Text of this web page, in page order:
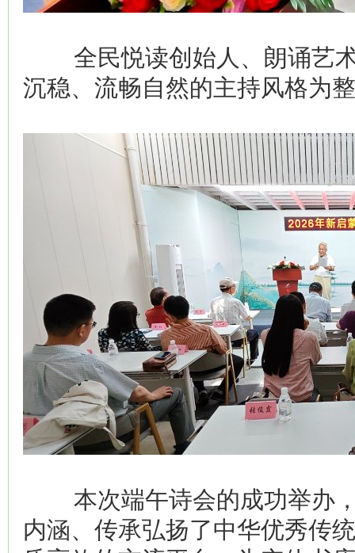
全民悦读创始人、朗诵艺术
沉稳、流畅自然的主持风格为
本次端午诗会的成功举办，
内涵、传承弘扬了中华优秀传